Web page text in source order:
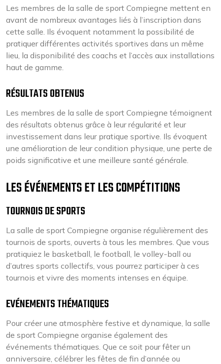
Les membres de la salle de sport Compiegne mettent en
avant de nombreux avantages liés à l’inscription dans
cette salle. Ils évoquent notamment la possibilité de
pratiquer différentes activités sportives dans un même
lieu, la disponibilité des coachs et l’accès aux installations
haut de gamme.
RÉSULTATS OBTENUS
Les membres de la salle de sport Compiegne témoignent
des résultats obtenus grâce à leur régularité et leur
investissement dans leur pratique sportive. Ils évoquent
une amélioration de leur condition physique, une perte de
poids significative et une meilleure santé générale.
LES ÉVÉNEMENTS ET LES COMPÉTITIONS
TOURNOIS DE SPORTS
La salle de sport Compiegne organise régulièrement des
tournois de sports, ouverts à tous les membres. Que vous
pratiquiez le basketball, le football, le volley-ball ou
d’autres sports collectifs, vous pourrez participer à ces
tournois et vivre des moments intenses en équipe.
EVÉNEMENTS THÉMATIQUES
Pour créer une atmosphère festive et dynamique, la salle
de sport Compiegne organise également des
événements thématiques. Que ce soit pour fêter un
anniversaire, célébrer les fêtes de fin d’année ou